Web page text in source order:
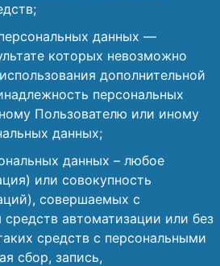
данных —
которых невозможно
дополнительной
персональных
Пользователю или иному
данных;
данных – любое
или совокупность
совершаемых с
средств автоматизации или без
средств с персональными
сбор, запись,